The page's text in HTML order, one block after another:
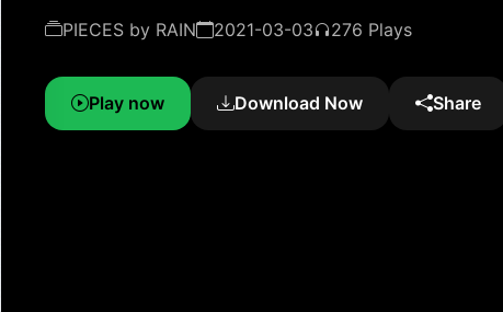
PIECES by RAIN 2021-03-03 276 Plays
Play now Download Now Share